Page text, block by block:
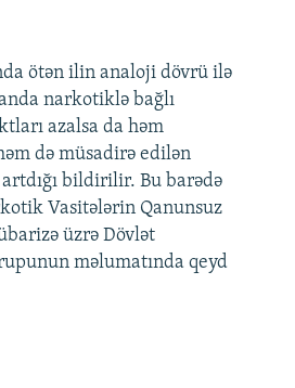
ötən ilin analoji dövrü ilə
narkotiklə bağlı
azalsa da həm
də müsadirə edilən
bildirilir. Bu barədə
Vasitələrin Qanunsuz
üzrə Dövlət
məlumatında qeyd